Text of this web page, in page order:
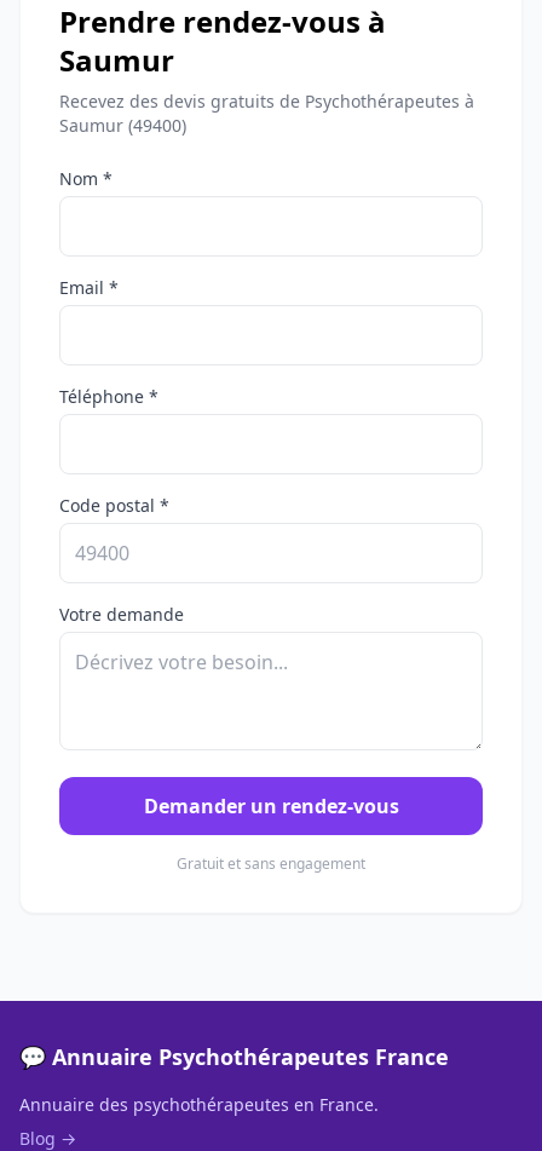
Prendre rendez-vous à
Saumur
Recevez des devis gratuits de Psychothérapeutes à
Saumur (49400)
Nom *
Email *
Téléphone *
Code postal *
Votre demande
Demander un rendez-vous
Gratuit et sans engagement
💬 Annuaire Psychothérapeutes France
Annuaire des psychothérapeutes en France.
Blog →